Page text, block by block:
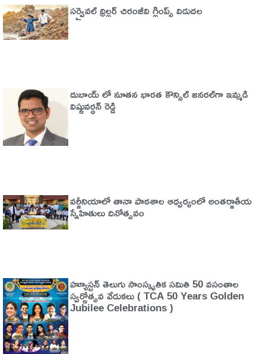
సర్వైవల్‌ థ్రిల్లర్‌ చిరంజీవి గ్లింప్స్‌ విడుదల
దుబాయ్ లో నూతన భారత కౌన్సిల్ జనరల్‌గా ఇమ్మడి
విష్ణువర్ధన్ రెడ్డి
వర్జీనియాలో తానా పాఠశాల ఆధ్వర్యంలో అంతర్జాతీయ
స్నేహితులు దినోత్సవం
హ్యూస్టన్ తెలుగు సాంస్కృతిక సమితి 50 వసంతాల
స్వర్ణోత్సవ వేడుకలు ( TCA 50 Years Golden
Jubilee Celebrations )